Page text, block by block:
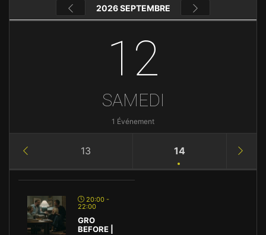
2026 SEPTEMBRE
12
SAMEDI
1 Événement
13 14
20:00 -
22:00
GRO
BEFORE |